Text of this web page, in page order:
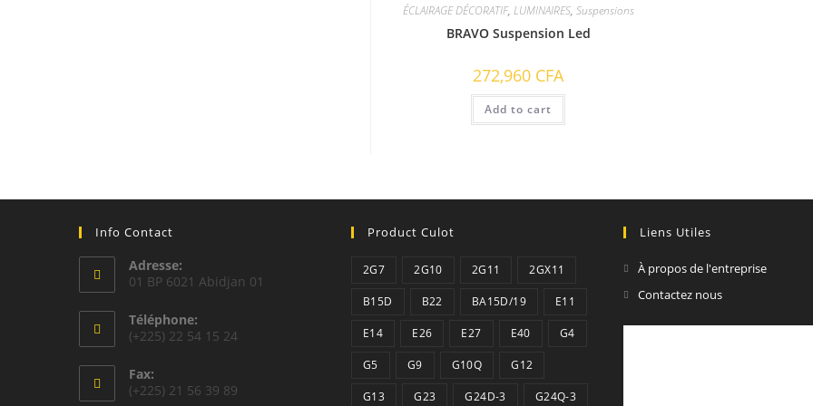
ÉCLAIRAGE DÉCORATIF, LUMINAIRES, Suspensions
BRAVO Suspension Led
272,960 CFA
Add to cart
Info Contact
Adresse:
01 BP 6021 Abidjan 01
Téléphone:
(+225) 22 54 15 24
Fax:
(+225) 21 56 39 89
Product Culot
2G7 2G10 2G11 2GX11
B15D B22 BA15D/19 E11
E14 E26 E27 E40 G4
G5 G9 G10Q G12
G13 G23 G24D-3 G24Q-3
Liens Utiles
À propos de l'entreprise
Contactez nous